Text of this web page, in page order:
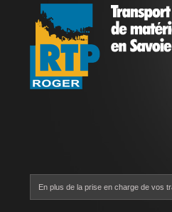
En plus de la prise en charge de vos